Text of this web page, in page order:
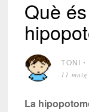
Què
TONI ⋅
11
La